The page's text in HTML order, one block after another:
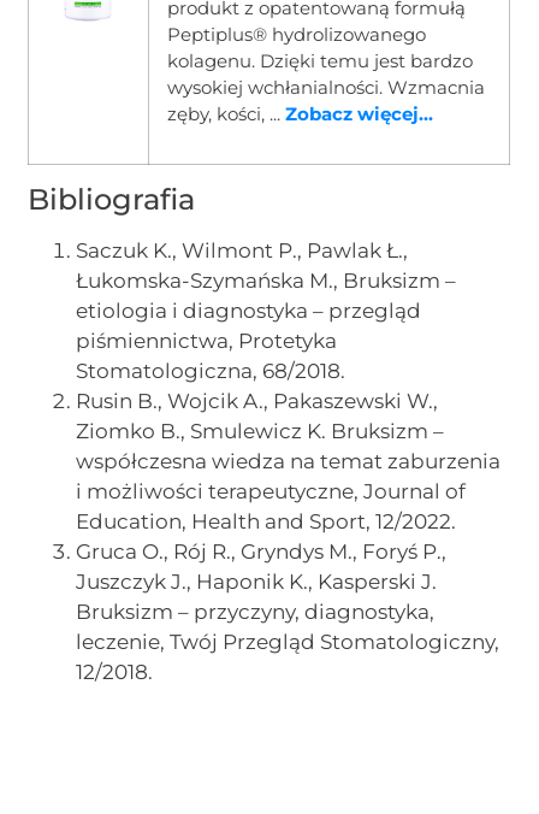
produkt z opatentowaną formułą
Peptiplus® hydrolizowanego
kolagenu. Dzięki temu jest bardzo
wysokiej wchłanialności. Wzmacnia
zęby, kości, ...Zobacz więcej...
Bibliografia
Saczuk K., Wilmont P., Pawlak Ł.,
Łukomska-Szymańska M., Bruksizm –
etiologia i diagnostyka – przegląd
piśmiennictwa, Protetyka
Stomatologiczna, 68/2018.
Rusin B., Wojcik A., Pakaszewski W.,
Ziomko B., Smulewicz K. Bruksizm –
współczesna wiedza na temat zaburzenia
i możliwości terapeutyczne, Journal of
Education, Health and Sport, 12/2022.
Gruca O., Rój R., Gryndys M., Foryś P.,
Juszczyk J., Haponik K., Kasperski J.
Bruksizm – przyczyny, diagnostyka,
leczenie, Twój Przegląd Stomatologiczny,
12/2018.